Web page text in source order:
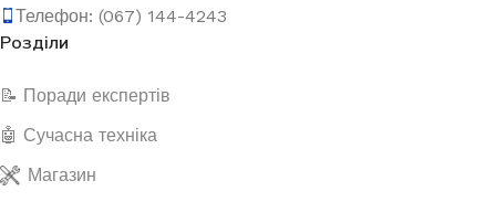
Телефон: (067) 144-4243
Розділи
📝 Поради експертів
🤖 Сучасна техніка
Магазин